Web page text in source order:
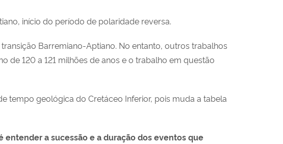
início do período de polaridade reversa.
Barremiano-Aptiano. No entanto, outros trabalhos
de 120 a 121 milhões de anos e o trabalho em questão
tempo geológica do Cretáceo Inferior, pois muda a tabela
a sucessão e a duração dos eventos que